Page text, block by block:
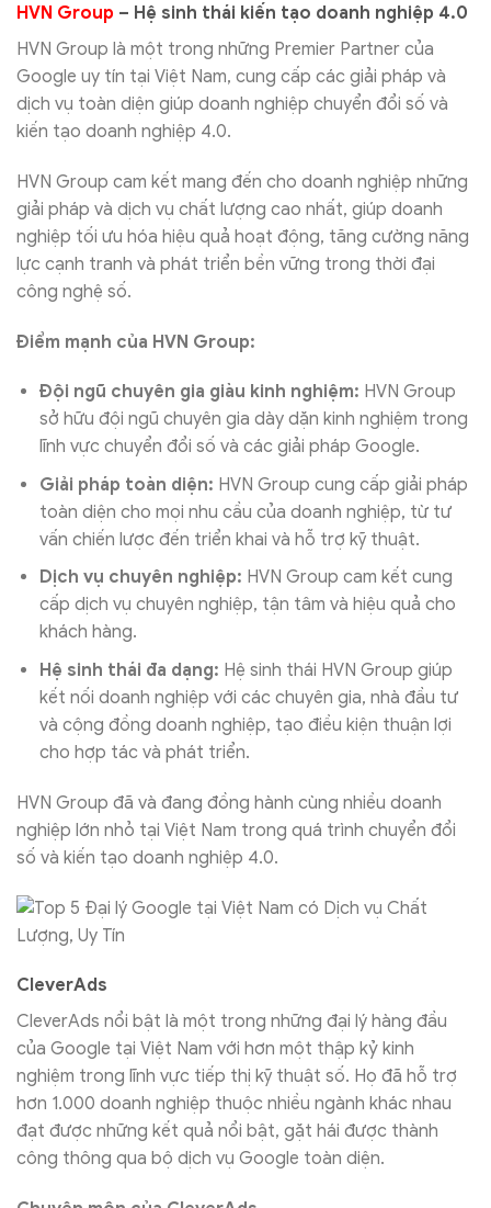
HVN Group – Hệ sinh thái kiến tạo doanh nghiệp 4.0
HVN Group là một trong những Premier Partner của
Google uy tín tại Việt Nam, cung cấp các giải pháp và
dịch vụ toàn diện giúp doanh nghiệp chuyển đổi số và
kiến tạo doanh nghiệp 4.0.
HVN Group cam kết mang đến cho doanh nghiệp những
giải pháp và dịch vụ chất lượng cao nhất, giúp doanh
nghiệp tối ưu hóa hiệu quả hoạt động, tăng cường năng
lực cạnh tranh và phát triển bền vững trong thời đại
công nghệ số.
Điểm mạnh của HVN Group:
Đội ngũ chuyên gia giàu kinh nghiệm: HVN Group
sở hữu đội ngũ chuyên gia dày dặn kinh nghiệm trong
lĩnh vực chuyển đổi số và các giải pháp Google.
Giải pháp toàn diện: HVN Group cung cấp giải pháp
toàn diện cho mọi nhu cầu của doanh nghiệp, từ tư
vấn chiến lược đến triển khai và hỗ trợ kỹ thuật.
Dịch vụ chuyên nghiệp: HVN Group cam kết cung
cấp dịch vụ chuyên nghiệp, tận tâm và hiệu quả cho
khách hàng.
Hệ sinh thái đa dạng: Hệ sinh thái HVN Group giúp
kết nối doanh nghiệp với các chuyên gia, nhà đầu tư
và cộng đồng doanh nghiệp, tạo điều kiện thuận lợi
cho hợp tác và phát triển.
HVN Group đã và đang đồng hành cùng nhiều doanh
nghiệp lớn nhỏ tại Việt Nam trong quá trình chuyển đổi
số và kiến tạo doanh nghiệp 4.0.
CleverAds
CleverAds nổi bật là một trong những đại lý hàng đầu
của Google tại Việt Nam với hơn một thập kỷ kinh
nghiệm trong lĩnh vực tiếp thị kỹ thuật số. Họ đã hỗ trợ
hơn 1.000 doanh nghiệp thuộc nhiều ngành khác nhau
đạt được những kết quả nổi bật, gặt hái được thành
công thông qua bộ dịch vụ Google toàn diện.